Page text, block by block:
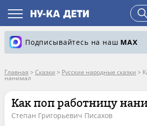
Подписывайтесь на наш MAX
Главная > Сказки > Русские народные сказки >
нанимал
Как поп работницу
Степан Григорьевич Писахов